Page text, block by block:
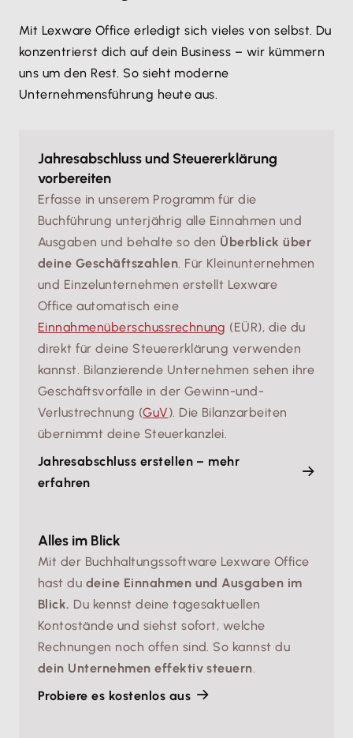
Mit Lexware Office erledigt sich vieles von selbst. Du
konzentrierst dich auf dein Business – wir kümmern
uns um den Rest. So sieht moderne
Unternehmensführung heute aus.
Jahresabschluss und Steuererklärung
vorbereiten
Erfasse in unserem Programm für die
Buchführung unterjährig alle Einnahmen und
Ausgaben und behalte so den Überblick über
deine Geschäftszahlen . Für Kleinunternehmen
und Einzelunternehmen erstellt Lexware
Office automatisch eine
Einnahmenüberschussrechnung (EÜR), die du
direkt für deine Steuererklärung verwenden
kannst. Bilanzierende Unternehmen sehen ihre
Geschäftsvorfälle in der Gewinn-und-
Verlustrechnung (GuV). Die Bilanzarbeiten
übernimmt deine Steuerkanzlei.
Jahresabschluss erstellen – mehr
erfahren
Alles im Blick
Mit der Buchhaltungssoftware Lexware Office
hast du deine Einnahmen und Ausgaben im
Blick. Du kennst deine tagesaktuellen
Kontostände und siehst sofort, welche
Rechnungen noch offen sind. So kannst du
dein Unternehmen effektiv steuern
Probiere es kostenlos aus